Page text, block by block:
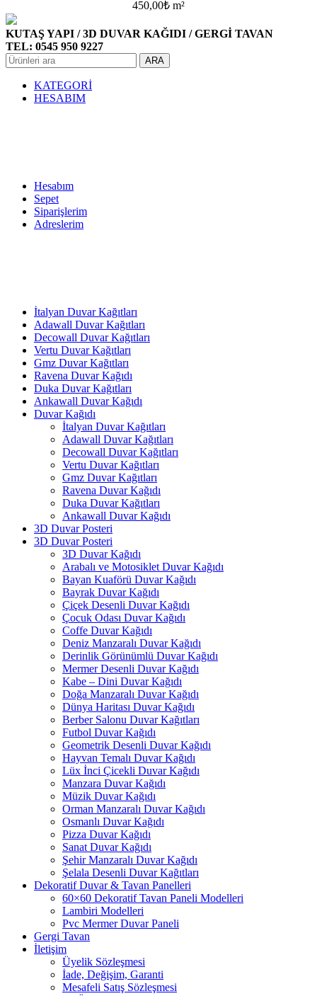
450,00₺ m²
KUTAŞ YAPI / 3D DUVAR KAĞIDI / GERGİ TAVAN
TEL: 0545 950 9227
ARA
KATEGORİ
HESABIM
Hesabım
Sepet
Siparişlerim
Adreslerim
İtalyan Duvar Kağıtları
Adawall Duvar Kağıtları
Decowall Duvar Kağıtları
Vertu Duvar Kağıtları
Gmz Duvar Kağıtları
Ravena Duvar Kağıdı
Duka Duvar Kağıtları
Ankawall Duvar Kağıdı
Duvar Kağıdı
İtalyan Duvar Kağıtları
Adawall Duvar Kağıtları
Decowall Duvar Kağıtları
Vertu Duvar Kağıtları
Gmz Duvar Kağıtları
Ravena Duvar Kağıdı
Duka Duvar Kağıtları
Ankawall Duvar Kağıdı
3D Duvar Posteri
3D Duvar Posteri
3D Duvar Kağıdı
Arabalı ve Motosiklet Duvar Kağıdı
Bayan Kuaförü Duvar Kağıdı
Bayrak Duvar Kağıdı
Çiçek Desenli Duvar Kağıdı
Çocuk Odası Duvar Kağıdı
Coffe Duvar Kağıdı
Deniz Manzaralı Duvar Kağıdı
Derinlik Görünümlü Duvar Kağıdı
Mermer Desenli Duvar Kağıdı
Kabe – Dini Duvar Kağıdı
Doğa Manzaralı Duvar Kağıdı
Dünya Haritası Duvar Kağıdı
Berber Salonu Duvar Kağıtları
Futbol Duvar Kağıdı
Geometrik Desenli Duvar Kağıdı
Hayvan Temalı Duvar Kağıdı
Lüx İnci Çicekli Duvar Kağıdı
Manzara Duvar Kağıdı
Müzik Duvar Kağıdı
Orman Manzaralı Duvar Kağıdı
Osmanlı Duvar Kağıdı
Pizza Duvar Kağıdı
Sanat Duvar Kağıdı
Şehir Manzaralı Duvar Kağıdı
Şelala Desenli Duvar Kağıtları
Dekoratif Duvar & Tavan Panelleri
60×60 Dekoratif Tavan Paneli Modelleri
Lambiri Modelleri
Pvc Mermer Duvar Paneli
Gergi Tavan
İletişim
Üyelik Sözleşmesi
İade, Değişim, Garanti
Mesafeli Satış Sözleşmesi